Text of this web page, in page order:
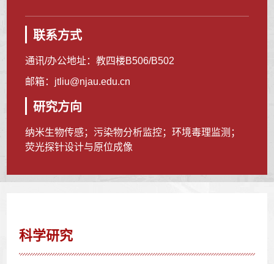
联系方式
通讯/办公地址：教四楼B506/B502
邮箱： jtliu@njau.edu.cn
研究方向
纳米生物传感；污染物分析监控；环境毒理监测；
荧光探针设计与原位成像
科学研究